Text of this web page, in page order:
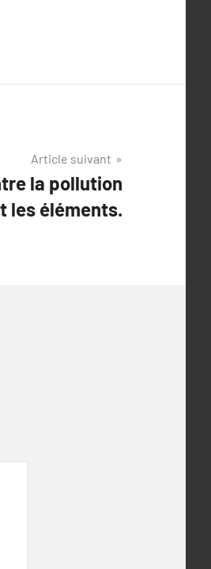
Article suivant
la pollution
les éléments.